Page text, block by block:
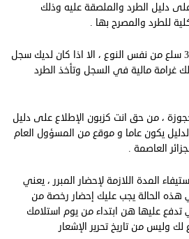
دليل الطرد والملصقة عليه وذلك
4- لا يحق لك استلام طرد به 3 سلع من نفس النوع ، الا اذا كان لديك سجل
غرامة مالية في السجل وتأخذ الطرد
، من حق انت كزبون الإطلاع على دليل
يكون عاما و موقع من المسؤول العام
العاصمة .
المدة اللازمة لإحضار المبرر ، يعني
هذه الحالة يجب عليك إحضار رخصة من
تدفع عليها هن ابتداء من يوم استلامك
لك وليس من تاريخ تحرير الإشعار